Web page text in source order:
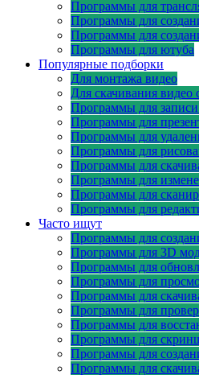
Программы для
Программы для
Программы для
Программы для ютуба
Популярные подборки
Для монтажа видео
Для скачивания видео
Программы для
Программы для
Программы для
Программы для
Программы для
Программы для
Программы для
Программы для
Часто ищут
Программы для
Программы для 3D
Программы для
Программы для
Программы для
Программы для
Программы для
Программы для
Программы для
Программы для